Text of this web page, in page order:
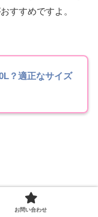
すすめですよ。
？適正なサイズ
お問い合わせ